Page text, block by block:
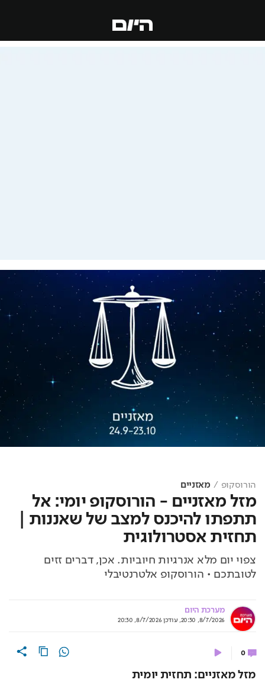
הורוסקופ מאזניים
מזל מאזניים - הורוסקופ יומי: אל
תתפתו להיכנס למצב של שאננות |
תחזית אסטרולוגית
צפוי יום מלא אנרגיות חיוביות. אכן, דברים זזים
לטובתכם • הורוסקופ אלטרנטיבלי
מערכת היום
8/7/2026, 20:30
, עודכן 8/7/2026, 20:30
0
מזל מאזניים: תחזית יומית